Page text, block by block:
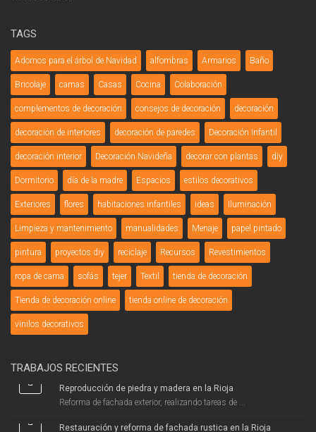
TAGS
Adornos para el árbol de Navidad alfombras Armarios Baño
Bricolaje camas Casas Cocina Colaboración
complementos de decoración consejos de decoración decoración
decoración de interiores decoración de paredes Decoración Infantil
decoración interior Decoración Navideña decorar con plantas diy
Dormitorio día de la madre Espacios estilos decorativos
Exteriores flores habitaciones infantiles ideas Iluminación
Limpieza y mantenimiento manualidades Menaje papel pintado
pintura proyectos diy reciclaje Recursos Revestimientos
ropa de cama sofás tejer Textil tienda de decoración
Tienda de decoración online tienda online de decoración
vinilos decorativos
TRABAJOS RECIENTES
Reproducción de piedra y madera en la Rioja
Reforma de fachada exterior, realizando tareas de ...
Restauración y reforma de fachada rustica en la Rioja